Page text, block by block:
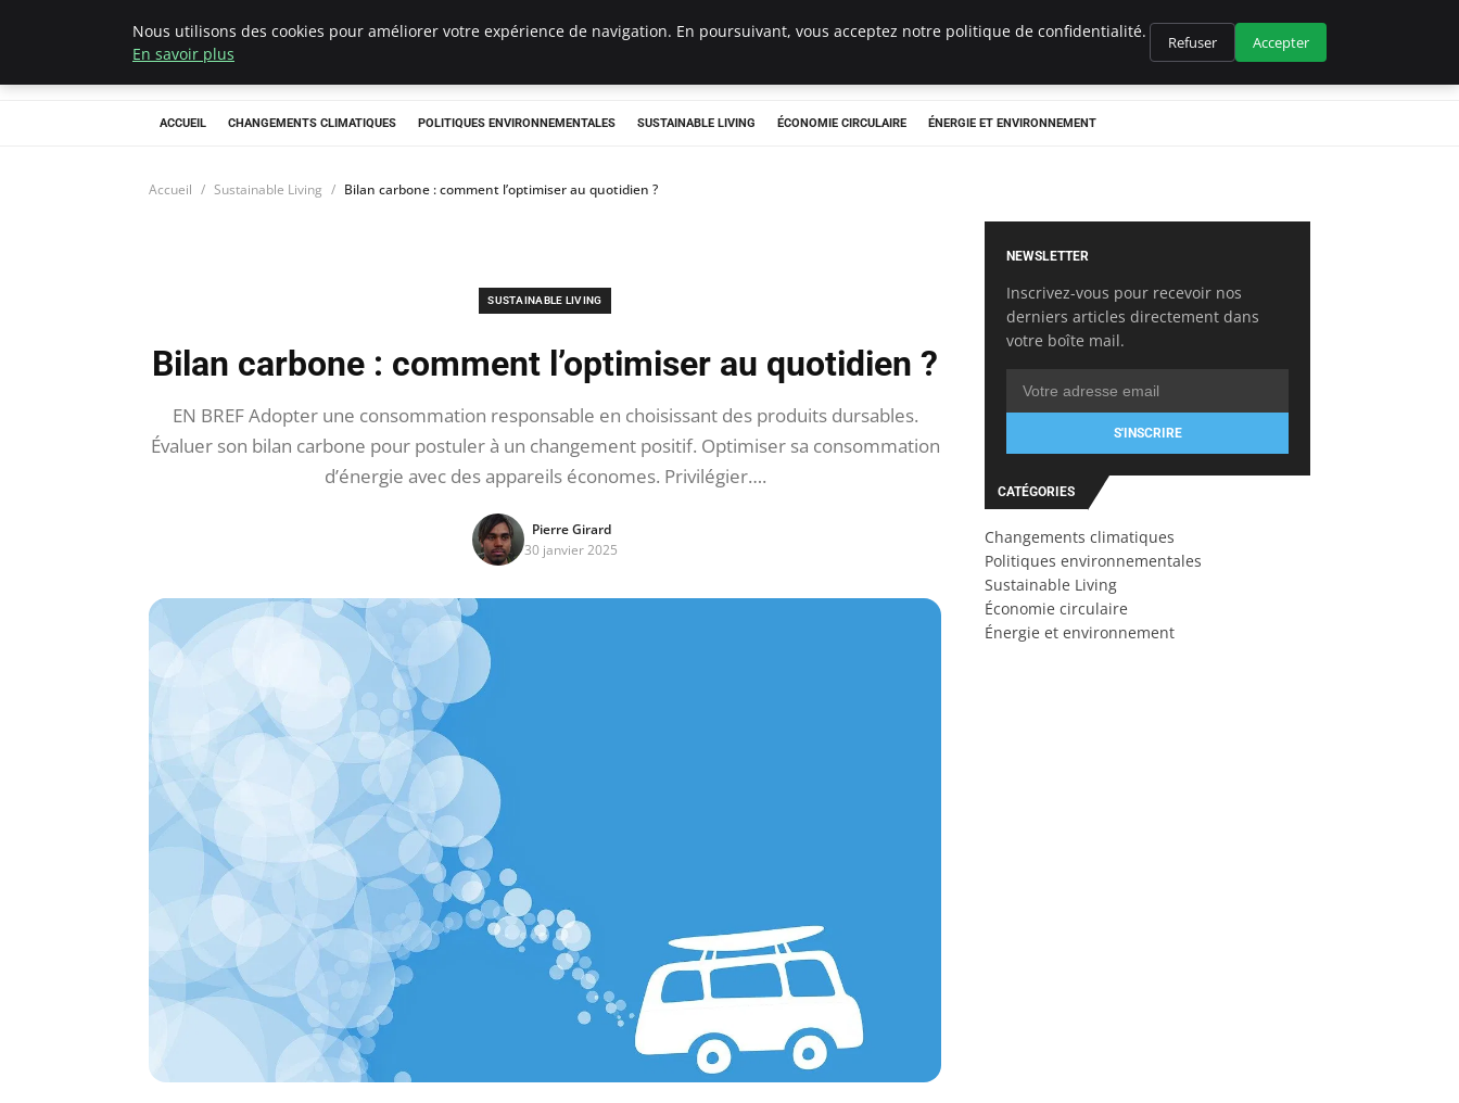
Climategatecountryclub.com
ACCUEIL CHANGEMENTS CLIMATIQUES POLITIQUES ENVIRONNEMENTALES SUSTAINABLE LIVING ÉCONOMIE CIRCULAIRE ÉNERGIE ET ENVIRONNEMENT
Accueil Sustainable Living Bilan carbone : comment l’optimiser au quotidien ?
SUSTAINABLE LIVING
Bilan carbone : comment l’optimiser au quotidien ?
EN BREF Adopter une consommation responsable en choisissant des produits dursables.
Évaluer son bilan carbone pour postuler à un changement positif. Optimiser sa consommation
d’énergie avec des appareils économes. Privilégier….
Pierre Girard
30 janvier 2025
NEWSLETTER
Inscrivez-vous pour recevoir nos
derniers articles directement dans
votre boîte mail.
S'INSCRIRE
CATÉGORIES
Changements climatiques
Politiques environnementales
Sustainable Living
Économie circulaire
Énergie et environnement
Nous utilisons des cookies pour améliorer votre expérience de navigation. En poursuivant, vous acceptez notre politique de confidentialité.
En savoir plus
Refuser Accepter